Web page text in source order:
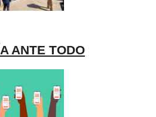
ANTE TODO